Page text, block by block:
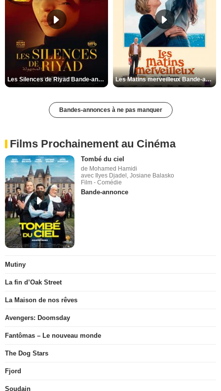
Les Silences de Riyad Bande-annonce VO STFR Les Matins merveilleux Bande-annonce VF
Bandes-annonces à ne pas manquer
Films Prochainement au Cinéma
Tombé du ciel
de Mohamed Hamidi
avec Ilyes Djadel, Josiane Balasko
Film - Comédie
Bande-annonce
Mutiny
La fin d’Oak Street
La Maison de nos rêves
Avengers: Doomsday
Fantômas – Le nouveau monde
The Dog Stars
Fjord
Soudain